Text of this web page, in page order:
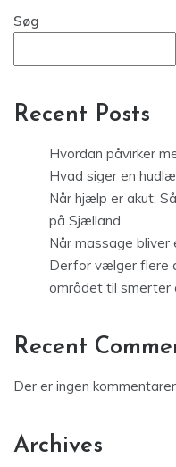
Søg
Recent Posts
Hvordan påvirker
Hvad siger en
Når hjælp er akut:
på Sjælland
Når massage bliver
Derfor vælger flere
området til
Recent
Der er ingen
Archives